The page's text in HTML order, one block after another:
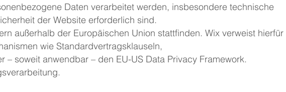
Daten verarbeitet werden, insbesondere technische
der Website erforderlich sind.
außerhalb der Europäischen Union stattfinden. Wix verweist hierfür
wie Standardvertragsklauseln,
soweit anwendbar – den EU-US Data Privacy Framework.